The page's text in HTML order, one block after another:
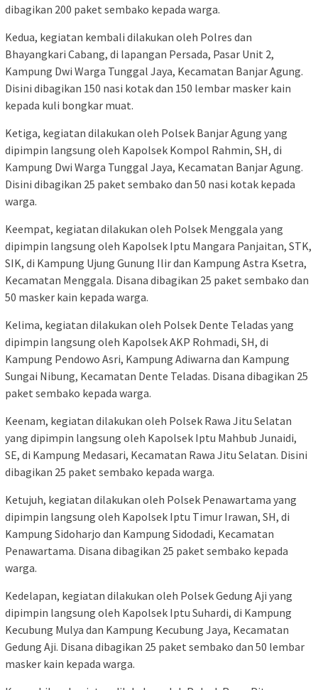
dibagikan 200 paket sembako kepada warga.
Kedua, kegiatan kembali dilakukan oleh Polres dan
Bhayangkari Cabang, di lapangan Persada, Pasar Unit 2,
Kampung Dwi Warga Tunggal Jaya, Kecamatan Banjar Agung.
Disini dibagikan 150 nasi kotak dan 150 lembar masker kain
kepada kuli bongkar muat.
Ketiga, kegiatan dilakukan oleh Polsek Banjar Agung yang
dipimpin langsung oleh Kapolsek Kompol Rahmin, SH, di
Kampung Dwi Warga Tunggal Jaya, Kecamatan Banjar Agung.
Disini dibagikan 25 paket sembako dan 50 nasi kotak kepada
warga.
Keempat, kegiatan dilakukan oleh Polsek Menggala yang
dipimpin langsung oleh Kapolsek Iptu Mangara Panjaitan, STK,
SIK, di Kampung Ujung Gunung Ilir dan Kampung Astra Ksetra,
Kecamatan Menggala. Disana dibagikan 25 paket sembako dan
50 masker kain kepada warga.
Kelima, kegiatan dilakukan oleh Polsek Dente Teladas yang
dipimpin langsung oleh Kapolsek AKP Rohmadi, SH, di
Kampung Pendowo Asri, Kampung Adiwarna dan Kampung
Sungai Nibung, Kecamatan Dente Teladas. Disana dibagikan 25
paket sembako kepada warga.
Keenam, kegiatan dilakukan oleh Polsek Rawa Jitu Selatan
yang dipimpin langsung oleh Kapolsek Iptu Mahbub Junaidi,
SE, di Kampung Medasari, Kecamatan Rawa Jitu Selatan. Disini
dibagikan 25 paket sembako kepada warga.
Ketujuh, kegiatan dilakukan oleh Polsek Penawartama yang
dipimpin langsung oleh Kapolsek Iptu Timur Irawan, SH, di
Kampung Sidoharjo dan Kampung Sidodadi, Kecamatan
Penawartama. Disana dibagikan 25 paket sembako kepada
warga.
Kedelapan, kegiatan dilakukan oleh Polsek Gedung Aji yang
dipimpin langsung oleh Kapolsek Iptu Suhardi, di Kampung
Kecubung Mulya dan Kampung Kecubung Jaya, Kecamatan
Gedung Aji. Disana dibagikan 25 paket sembako dan 50 lembar
masker kain kepada warga.